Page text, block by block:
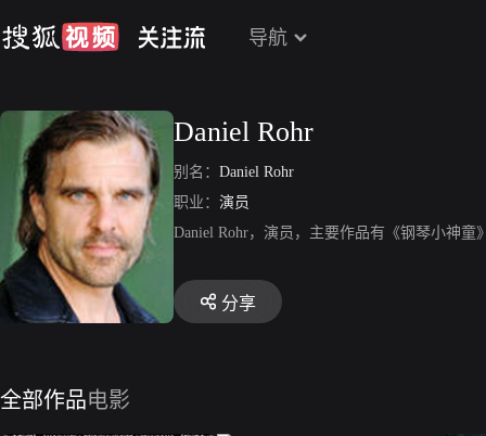
导航
Daniel Rohr
别名： Daniel Rohr
职业： 演员
Daniel Rohr，演员，主要作品有《钢琴小神
分享
全部作品电影